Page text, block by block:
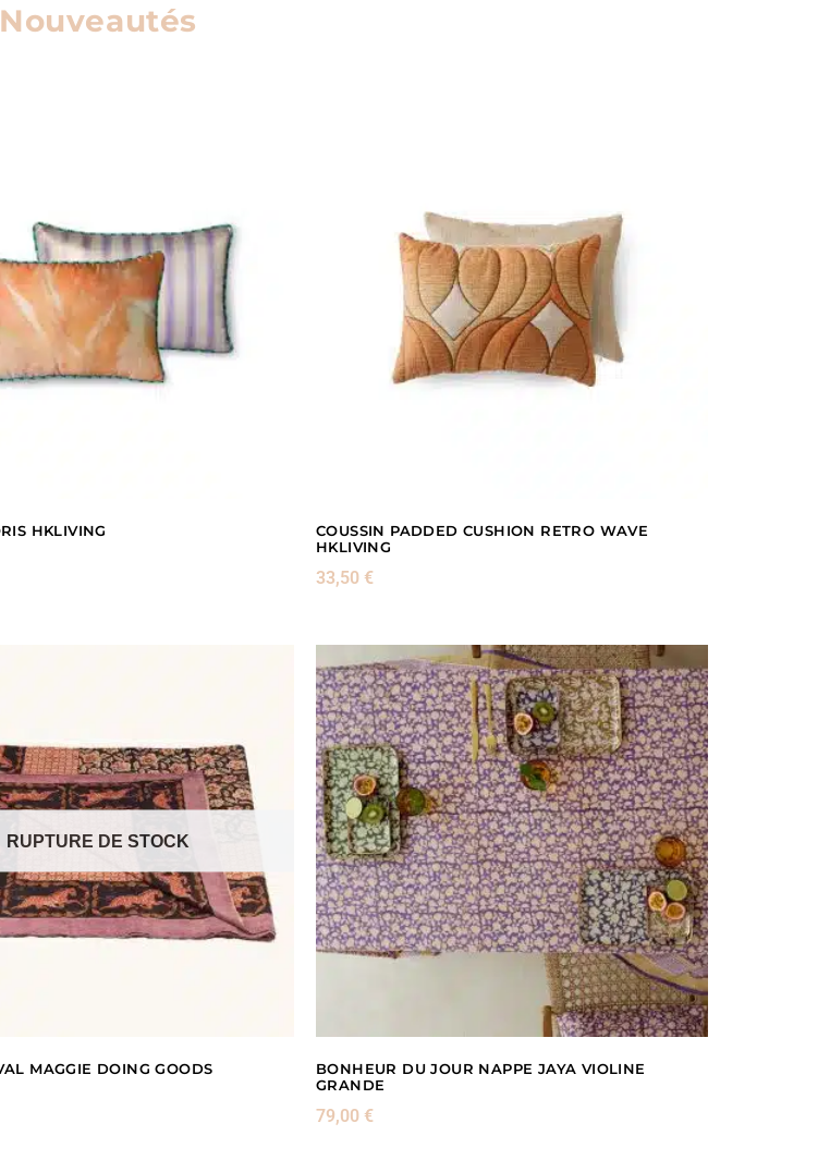
Nouveautés
HKLIVING
COUSSIN PADDED CUSHION RETRO WAVE
HKLIVING
33,50 €
RUPTURE DE STOCK
MAGGIE DOING GOODS
BONHEUR DU JOUR NAPPE JAYA VIOLINE
GRANDE
79,00 €